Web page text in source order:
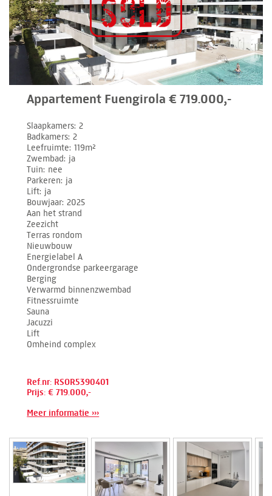
Appartement Fuengirola € 719.000,-
Slaapkamers 2
Badkamers 2
Leefruimte 119m²
Zwembad ja
Tuin nee
Parkeren ja
Lift ja
Bouwjaar 2025
Aan het strand
Zeezicht
Terras rondom
Nieuwbouw
Energielabel A
Ondergrondse parkeergarage
Berging
Verwarmd binnenzwembad
Fitnessruimte
Sauna
Jacuzzi
Lift
Omheind complex
Ref.nr: RSOR5390401
Prijs: € 719.000,-
Meer informatie ›››